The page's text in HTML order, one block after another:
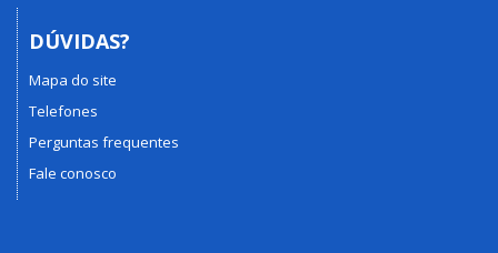
DÚVIDAS?
Mapa do site
Telefones
Perguntas frequentes
Fale conosco